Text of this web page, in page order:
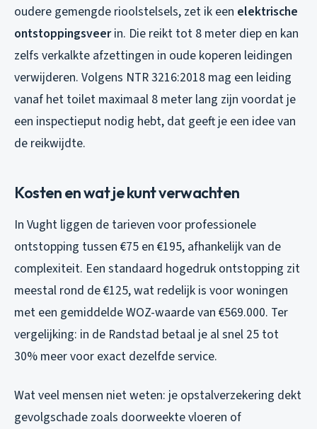
oudere gemengde rioolstelsels, zet ik een elektrische
ontstoppingsveerin. Die reikt tot 8 meter diep en kan
zelfs verkalkte afzettingen in oude koperen leidingen
verwijderen. Volgens NTR 3216:2018 mag een leiding
vanaf het toilet maximaal 8 meter lang zijn voordat je
een inspectieput nodig hebt, dat geeft je een idee van
de reikwijdte.
Kosten en wat je kunt verwachten
In Vught liggen de tarieven voor professionele
ontstopping tussen €75 en €195, afhankelijk van de
complexiteit. Een standaard hogedruk ontstopping zit
meestal rond de €125, wat redelijk is voor woningen
met een gemiddelde WOZ-waarde van €569.000. Ter
vergelijking: in de Randstad betaal je al snel 25 tot
30% meer voor exact dezelfde service.
Wat veel mensen niet weten: je opstalverzekering dekt
gevolgschade zoals doorweekte vloeren of